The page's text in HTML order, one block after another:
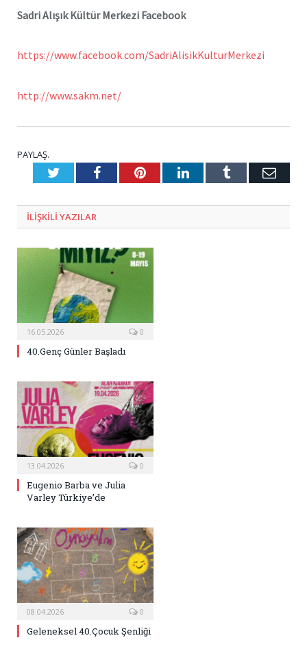
Sadri Alışık Kültür Merkezi Facebook
https://www.facebook.com/SadriAlisikKulturMerkezi
http://www.sakm.net/
PAYLAŞ.
TwitterFacebookPinterestLinkedInTumblr E-
ILIŞKILI YAZILAR
16.05.2026 0
40.Genç Günler Başladı
13.04.2026 0
Eugenio Barba ve Julia
Varley Türkiye’de
08.04.2026 0
Geleneksel 40.Çocuk Şenliği